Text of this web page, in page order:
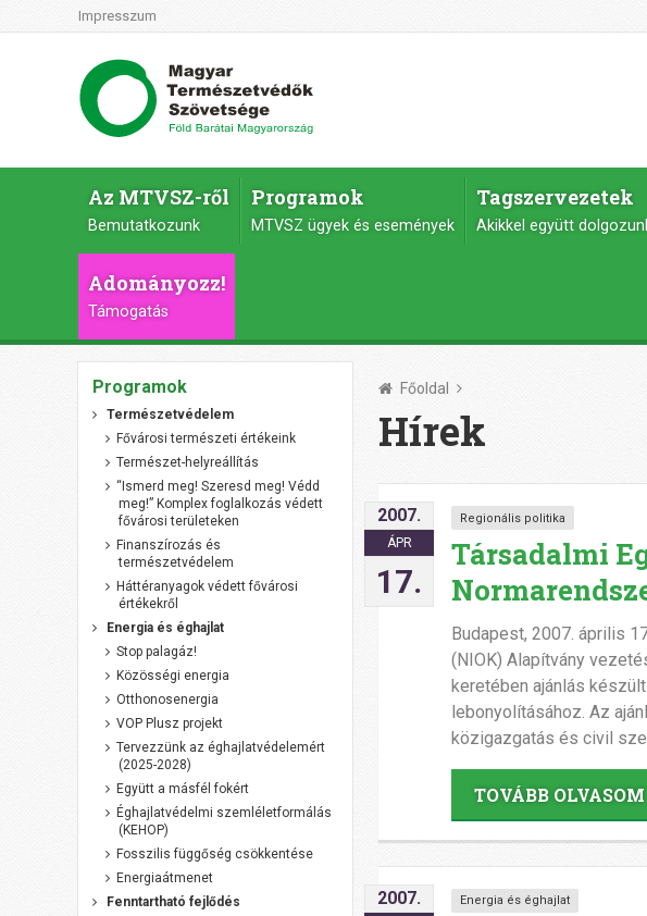
Impresszum
Az MTVSZ-ről
Bemutatkozunk
Programok
MTVSZ ügyek és események
Tagszervezetek
Akikkel együtt
Adományozz!
Támogatás
Főoldal
Hírek
2007.
ÁPR
17.
Regionális politika
Társadalmi
Budapest, 2007. április
(NIOK) Alapítvány
keretében ajánlás
lebonyolításához. Az
közigazgatás és civil
TOVÁBB OLVASOM
2007. Energia és éghajlat
Programok
Természetvédelem
Fővárosi természeti értékeink
Természet-helyreállítás
“Ismerd meg! Szeresd meg! Védd
meg!” Komplex foglalkozás védett
fővárosi területeken
Finanszírozás és
természetvédelem
Háttéranyagok védett fővárosi
értékekről
Energia és éghajlat
Stop palagáz!
Közösségi energia
Otthonosenergia
VOP Plusz projekt
Tervezzünk az éghajlatvédelemért
(2025-2028)
Együtt a másfél fokért
Éghajlatvédelmi szemléletformálás
(KEHOP)
Fosszilis függőség csökkentése
Energiaátmenet
Fenntartható fejlődés